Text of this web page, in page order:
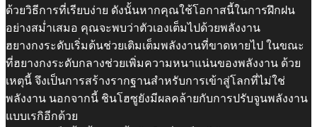
ด้วยวิธีการที่เรียบง่าย ดังนั้นหากคุณใช้โอกาสนี้ในการฝึกฝน
อย่างสม่ำเสมอ คุณจะพบว่าตัวเองเต็มไปด้วยพลังงาน
ฮยางกงระดับเริ่มต้นช่วยเติมเต็มพลังงานที่ขาดหายไป ในขณะ
ที่ฮยางกงระดับกลางช่วยเพิ่มความหนาแน่นของพลังงาน ด้วย
เหตุนี้ จึงเป็นการสร้างรากฐานสำหรับการเข้าสู่โลกที่ไม่ใช่
พลังงาน นอกจากนี้ ชินโฮซูยังมีผลคล้ายกับการปรับจูนพลังงาน
แบบเรกิอีกด้วย